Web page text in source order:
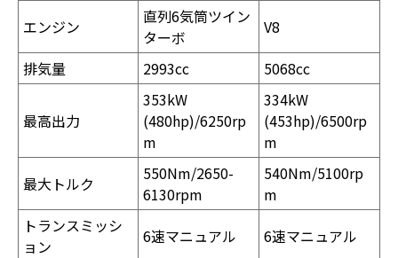
エンジン
直列6気筒ツイン
ターボ
V8
排気量
2993cc 5068cc
最高出力
353kW
(480hp)/6250rp
m
334kW
(453hp)/6500rp
m
最大トルク
550Nm/2650-
6130rpm
540Nm/5100rp
m
トランスミッシ
ョン
6速マニュアル
6速マニュアル